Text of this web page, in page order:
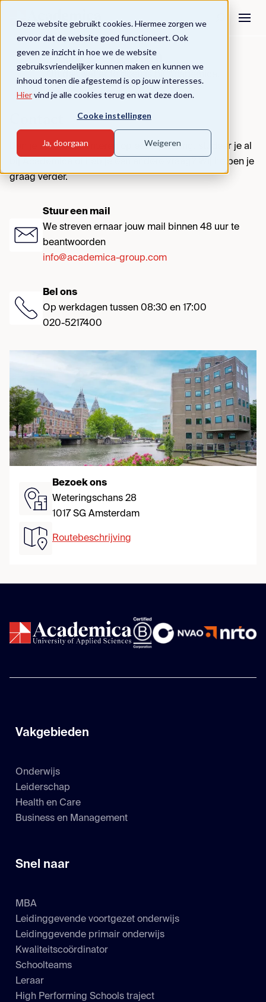
Deze website gebruikt cookies. Hiermee zorgen we
ervoor dat de website goed functioneert. Ook
geven ze inzicht in hoe we de website
gebruiksvriendelijker kunnen maken en kunnen we
inhoud tonen die afgestemd is op jouw interesses.
Hiervind je alle cookies terug en wat deze doen.
Cooke instellingen
Ja, doorgaan Weigeren
Agenda
Ben je aan het oriënteren op een opleiding, studeer je al
bij Academica of heb je een andere vraag? Wij helpen je
graag verder.
Stuur een mail
We streven ernaar jouw mail binnen 48 uur te
beantwoorden
info@academica-group.com
Bel ons
Op werkdagen tussen 08:30 en 17:00
020-5217400
Bezoek ons
Weteringschans 28
1017 SG Amsterdam
Routebeschrijving
Vakgebieden
Onderwijs
Leiderschap
Health en Care
Business en Management
Snel naar
MBA
Leidinggevende voortgezet onderwijs
Leidinggevende primair onderwijs
Kwaliteitscoördinator
Schoolteams
Leraar
High Performing Schools traject